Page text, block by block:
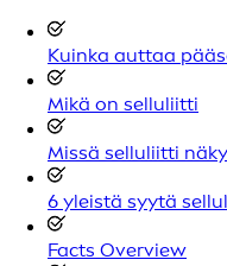
Kuinka auttaa
Mikä on selluliitti
Missä selluliitti
6 yleistä syytä
Facts Overview